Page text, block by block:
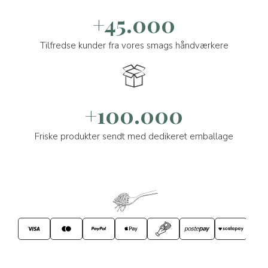
+45.000
Tilfredse kunder fra vores smags håndværkere
+100.000
Friske produkter sendt med dedikeret emballage